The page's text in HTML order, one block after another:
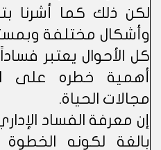
لكن ذلك كما أشرنا
وأشكال مختلفة
كل الأحوال يعتبر
أهمية خطره على
مجالات الحياة.
إن معرفة الفساد
بالغة لكونه